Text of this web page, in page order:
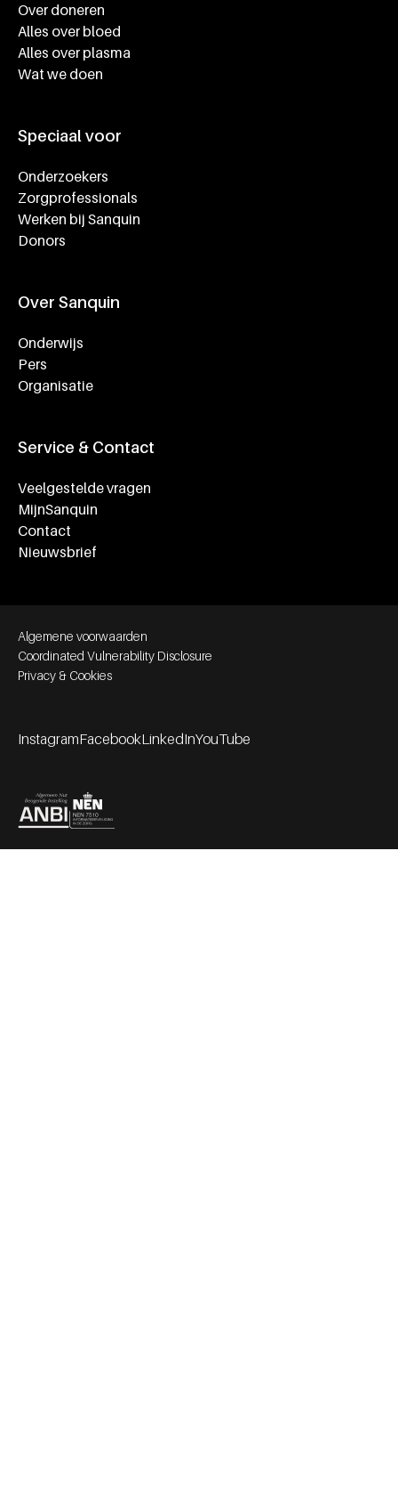
Over doneren
Alles over bloed
Alles over plasma
Wat we doen
Speciaal voor
Onderzoekers
Zorgprofessionals
Werken bij Sanquin
Donors
Over Sanquin
Onderwijs
Pers
Organisatie
Service & Contact
Veelgestelde vragen
MijnSanquin
Contact
Nieuwsbrief
Footer bottom navigation
Algemene voorwaarden
Coordinated Vulnerability Disclosure
Privacy & Cookies
InstagramFacebookLinkedInYouTube
Partners